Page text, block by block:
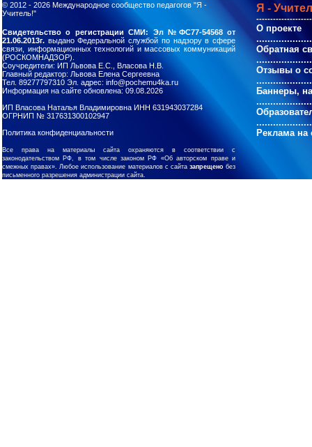
© 2012 - 2026 Международное сообщество педагогов "Я -
Учитель!"
Я -
О проекте
Обратная
Отзывы о
Баннеры,
Реклама на
Свидетельство о регистрации СМИ: Эл №ФС77-54568 от
21.06.2013г. выдано Федеральной службой по надзору в сфере
связи, информационных технологий и массовых коммуникаций
(РОСКОМНАДЗОР).
Соучредители: ИП Львова Е.С., Власова Н.В.
Главный редактор: Львова Елена Сергеевна
Тел. 89277797310 Эл. адрес: info@pochemu4ka.ru
Информация на сайте обновлена: 09.08.2026
ИП Власова Наталья Владимировна ИНН 631943037284
ОГРНИП № 317631300102947
Политика конфиденциальности
Все права на материалы сайта охраняются в соответствии с
законодательством РФ, в том числе законом РФ «Об авторском праве и
смежных правах». Любое использование материалов с сайта запрещенобез
письменного разрешения администрации сайта.